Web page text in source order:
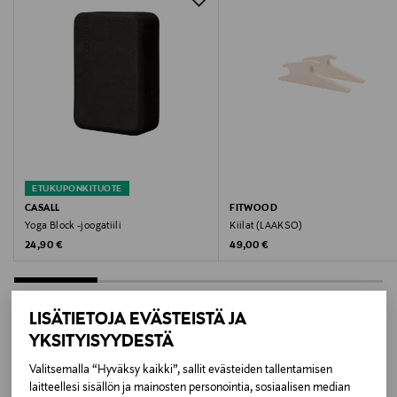
LISÄTIETOJA EVÄSTEISTÄ JA
YKSITYISYYDESTÄ
Valitsemalla “Hyväksy kaikki”, sallit evästeiden tallentamisen
laitteellesi sisällön ja mainosten personointia, sosiaalisen median
Valmistusmaa
Kiina
53304
Valmistaja
Casall Sport AB
ETUKUPONKITUOTE
CASALL
Yoga Block -joogatiili
Original Price
24,90 €
FITWOOD
Kiilat (LAAKSO)
Original Price
49,00 €
LISÄÄ KIINNOSTAVIA